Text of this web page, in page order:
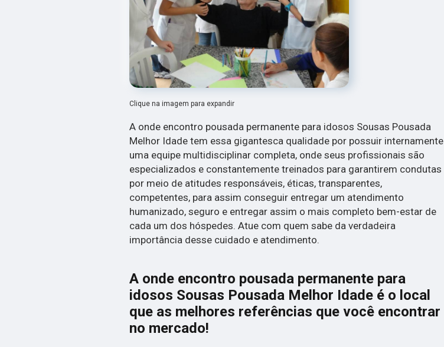
Clique na imagem para expandir
A onde encontro pousada permanente para idosos Sousas Pousada
Melhor Idade tem essa gigantesca qualidade por possuir internamente
uma equipe multidisciplinar completa, onde seus profissionais são
especializados e constantemente treinados para garantirem condutas
por meio de atitudes responsáveis, éticas, transparentes,
competentes, para assim conseguir entregar um atendimento
humanizado, seguro e entregar assim o mais completo bem-estar de
cada um dos hóspedes. Atue com quem sabe da verdadeira
importância desse cuidado e atendimento.
A onde encontro pousada permanente para
idosos Sousas Pousada Melhor Idade é o local
que as melhores referências que você encontrar
no mercado!